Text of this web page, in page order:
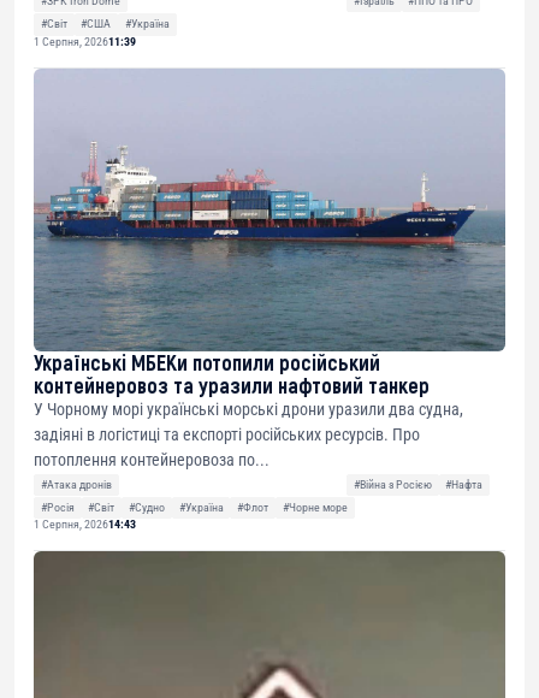
#Світ
#США
#Україна
1 Серпня, 202611:39
Українські МБЕКи потопили російський
контейнеровоз та уразили нафтовий танкер
У Чорному морі українські морські дрони уразили два судна,
задіяні в логістиці та експорті російських ресурсів. Про
потоплення контейнеровоза по...
#Атака дронів #Війна з Росією
#Нафта
#Росія
#Світ #Судно #Україна #Флот
#Чорне море
1 Серпня, 202614:43